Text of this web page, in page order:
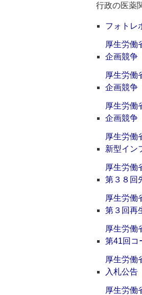
行政の医薬
フォトレ
厚生労働
企画競争
厚生労働
企画競争
厚生労働
企画競争
厚生労働
新型イン
厚生労働
第３８回
厚生労働
第３回再
厚生労働
第41回コ
厚生労働
入札公告
厚生労働